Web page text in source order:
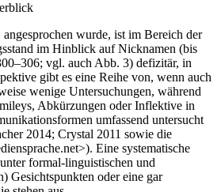
wurde, ist im Bereich der
im Hinblick auf Nicknamen (bis
vgl. auch Abb. 3) defizitär, in
gibt es eine Reihe von, wenn auch
wenige Untersuchungen, während
Abkürzungen oder Inflektive in
umfassend untersucht
2014; Crystal 2011 sowie die
>). Eine systematische
formal-linguistischen und
Gesichtspunkten oder eine gar